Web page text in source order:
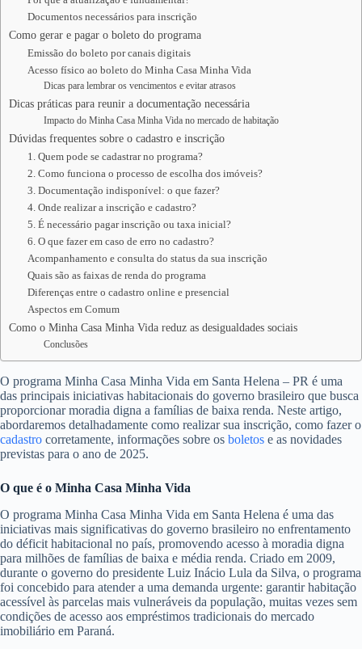
Documentos necessários para inscrição
Como gerar e pagar o boleto do programa
Emissão do boleto por canais digitais
Acesso físico ao boleto do Minha Casa Minha Vida
Dicas para lembrar os vencimentos e evitar atrasos
Dicas práticas para reunir a documentação necessária
Impacto do Minha Casa Minha Vida no mercado de habitação
Dúvidas frequentes sobre o cadastro e inscrição
1. Quem pode se cadastrar no programa?
2. Como funciona o processo de escolha dos imóveis?
3. Documentação indisponível: o que fazer?
4. Onde realizar a inscrição e cadastro?
5. É necessário pagar inscrição ou taxa inicial?
6. O que fazer em caso de erro no cadastro?
Acompanhamento e consulta do status da sua inscrição
Quais são as faixas de renda do programa
Diferenças entre o cadastro online e presencial
Aspectos em Comum
Como o Minha Casa Minha Vida reduz as desigualdades sociais
Conclusões
O programa Minha Casa Minha Vida em Santa Helena – PR é uma
das principais iniciativas habitacionais do governo brasileiro que busca
proporcionar moradia digna a famílias de baixa renda. Neste artigo,
abordaremos detalhadamente como realizar sua inscrição, como fazer o
cadastro corretamente, informações sobre os boletos e as novidades
previstas para o ano de 2025.
O que é o Minha Casa Minha Vida
O programa Minha Casa Minha Vida em Santa Helena é uma das
iniciativas mais significativas do governo brasileiro no enfrentamento
do déficit habitacional no país, promovendo acesso à moradia digna
para milhões de famílias de baixa e média renda. Criado em 2009,
durante o governo do presidente Luiz Inácio Lula da Silva, o programa
foi concebido para atender a uma demanda urgente: garantir habitação
acessível às parcelas mais vulneráveis da população, muitas vezes sem
condições de acesso aos empréstimos tradicionais do mercado
imobiliário em Paraná.